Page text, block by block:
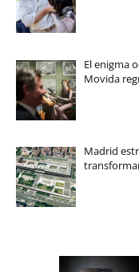
El enigma
Movida
Madrid